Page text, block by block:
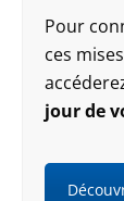
Pour
ces
jour de